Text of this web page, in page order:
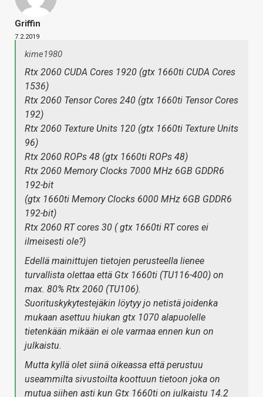
Griffin
7.2.2019
kime1980
Rtx 2060 CUDA Cores 1920 (gtx 1660ti CUDA Cores
1536)
Rtx 2060 Tensor Cores 240 (gtx 1660ti Tensor Cores
192)
Rtx 2060 Texture Units 120 (gtx 1660ti Texture Units
96)
Rtx 2060 ROPs 48 (gtx 1660ti ROPs 48)
Rtx 2060 Memory Clocks 7000 MHz 6GB GDDR6
192-bit
(gtx 1660ti Memory Clocks 6000 MHz 6GB GDDR6
192-bit)
Rtx 2060 RT cores 30 ( gtx 1660ti RT cores ei
ilmeisesti ole?)
Edellä mainittujen tietojen perusteella lienee
turvallista olettaa että Gtx 1660ti (TU116-400) on
max. 80% Rtx 2060 (TU106).
Suorituskykytestejäkin löytyy jo netistä joidenka
mukaan asettuu hiukan gtx 1070 alapuolelle
tietenkään mikään ei ole varmaa ennen kun on
julkaistu.
Mutta kyllä olet siinä oikeassa että perustuu
useammilta sivustoilta koottuun tietoon joka on
mutua siihen asti kun Gtx 1660ti on julkaistu 14.2